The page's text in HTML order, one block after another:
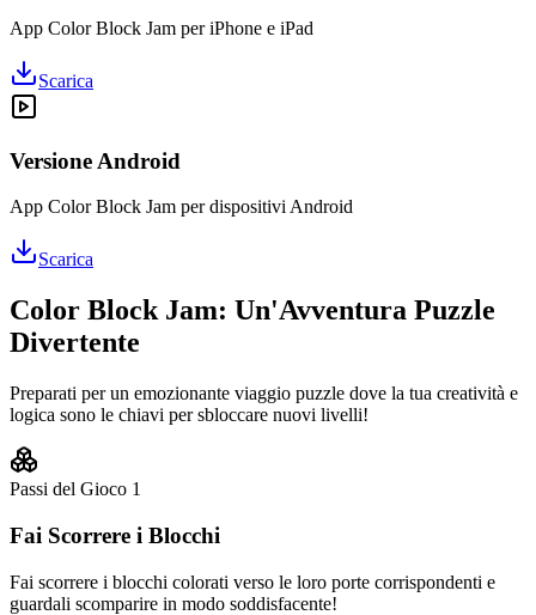
App Color Block Jam per iPhone e iPad
Scarica
Versione Android
App Color Block Jam per dispositivi Android
Scarica
Color Block Jam: Un'Avventura Puzzle
Divertente
Preparati per un emozionante viaggio puzzle dove la tua creatività e
logica sono le chiavi per sbloccare nuovi livelli!
Passi del Gioco 1
Fai Scorrere i Blocchi
Fai scorrere i blocchi colorati verso le loro porte corrispondenti e
guardali scomparire in modo soddisfacente!